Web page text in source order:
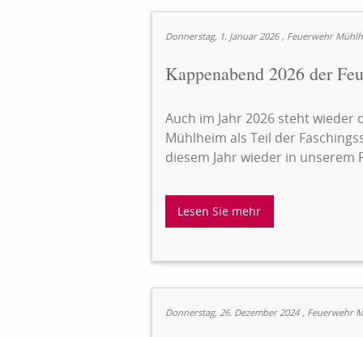
Donnerstag, 1. Januar 2026 , Feuerwehr
Kappenabend 2026 der
Auch im Jahr 2026 steht
Mühlheim als Teil der
diesem Jahr wieder in
Lesen Sie mehr
Donnerstag, 26. Dezember 2024 , Feuerwehr